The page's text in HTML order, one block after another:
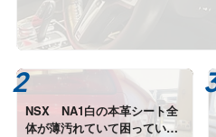
NSX NA1白の本革シート全
体が薄汚れていて困っていま